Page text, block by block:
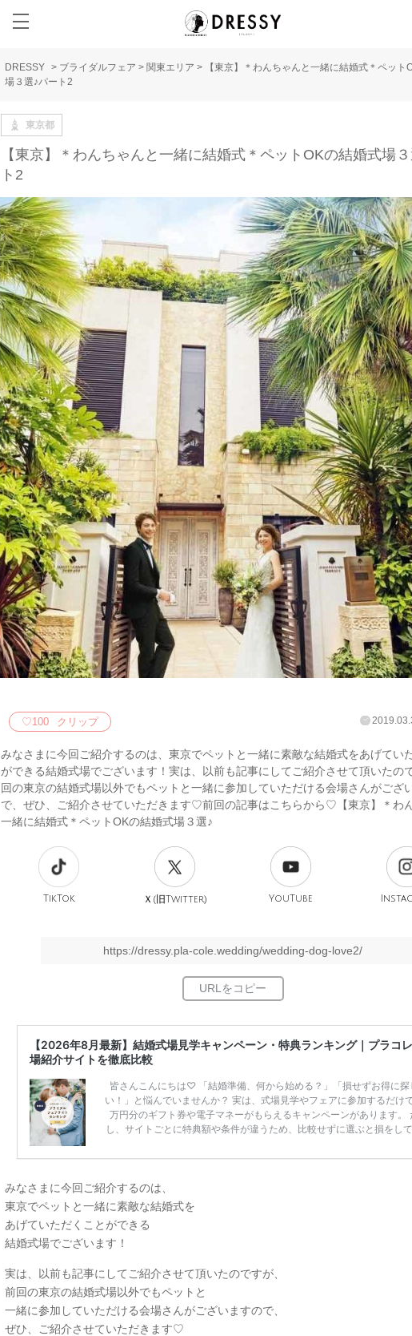
DRESSY > ブライダルフェア > 関東エリア >
【東京】＊わんちゃんと一緒に結婚式＊ペット
場３選♪パート2
東京都
【東京】＊わんちゃんと一緒に結婚式＊ペットOKの結婚式場
ト2
♡100 クリップ
みなさまに今回ご紹介するのは、東京でペットと一緒に素敵な結婚式をあげてい
ができる結婚式場でございます！実は、以前も記事にしてご紹介させて頂いたの
回の東京の結婚式場以外でもペットと一緒に参加していただける会場さんがござ
で、ぜひ、ご紹介させていただきます♡前回の記事はこちらから♡【東京】＊わ
一緒に結婚式＊ペットOKの結婚式場３選♪
TikTok Ｘ(旧Twitter) YouTube
https://dressy.pla-cole.wedding/wedding-dog-love2/
【2026年8月最新】結婚式場見学キャンペーン・特典ランキング｜プラコ
場紹介サイトを徹底比較
皆さんこんにちは♡ 「結婚準備、何から始める？」「損せずお得に探
い！」と悩んでいませんか？ 実は、式場見学やフェアに参加するだけ
万円分のギフト券や電子マネーがもらえるキャンペーンがあります。
し、サイトごとに特典額や条件が違うため、比較せずに選ぶと損をし
ンペーン特典ランキングを公開！ 比較サイト：プラコレ、ゼクシィ、
得？」「プラコレの特典は？」といった疑問も解決します。 まずは診断
補を絞れる「ウェディング診断」か、体験型 […]
みなさまに今回ご紹介するのは、
東京でペットと一緒に素敵な結婚式を
あげていただくことができる
結婚式場でございます！
実は、以前も記事にしてご紹介させて頂いたのですが、
前回の東京の結婚式場以外でもペットと
一緒に参加していただける会場さんがございますので、
ぜひ、ご紹介させていただきます♡